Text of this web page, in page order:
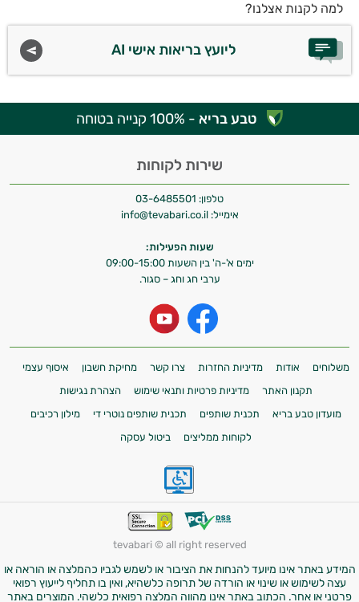
למה לקנות אצלנו?
ליועץ בריאות אישי AI
טבע בריא - 100% קנייה בטוחה
שירות לקוחות
טלפון: 03-6485501
אימייל: info@tevabari.co.il
שעות הפעילות:
ימים א'-ה' בין השעות 09:00-15:00
ערבי חג וחג – סגור.
משלוחים אודות מדיניות החזרות צרו קשר מחיקת חשבון
איסוף עצמי
תקנון האתר
מדיניות פרטיות ותנאי שימוש
הצהרת נגישות
מועדון טבע בריא
תכנית שותפים תכנית שותפים נוטרי די
מילון רכיבים
לקוחות ממליצים
ביטול עסקה
tevabari © all right reserved
המידע באתר אינו מיועד להנחות את הציבור או לשמש לגביו כהמלצה או הוראה או
עצה לשימוש או שינוי או הורדה של תרופה כלשהיא, ואין בו תחליף לייעוץ רפואי
פרטני או אחר. הכתוב באתר אינו מהווה המלצה רפואית כלשהי. המוצרים באתר